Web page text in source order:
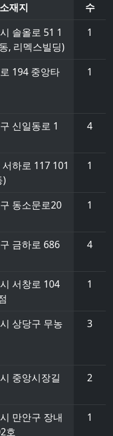
소재지
수
솔올로 51 1
, 리멕스빌딩)
1
194 중앙타
1
신일동로 1 4
하로 117 101
)
1
동소문로20
1
금하로 686 4
서창로 104
1
상당구 무농
3
중앙시장길
2
만안구 장내
호
1